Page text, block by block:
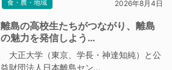
食・農・地域 2026年8月4日
離島の高校生たちがつながり、離島
の魅力を発信しよう…
大正大学（東京、学長・神達知純）と公
益財団法人日本離島セン…